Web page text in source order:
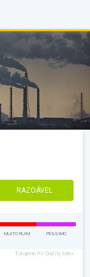
RAZOÁVEL
MUITO RUIM PÉSSIMO
European Air Quality Index